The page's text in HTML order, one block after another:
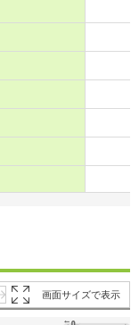
画面サイズで表示